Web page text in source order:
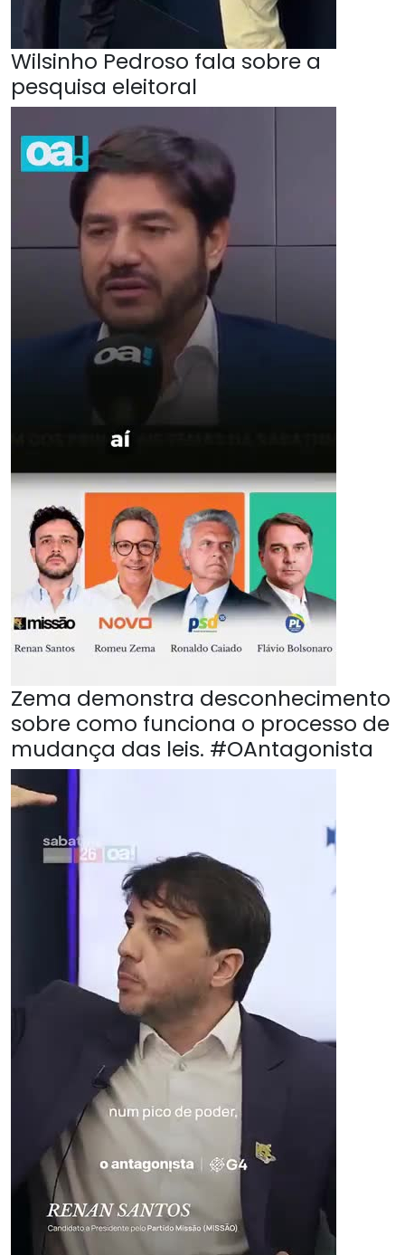
Wilsinho Pedroso fala sobre a
pesquisa eleitoral
Zema demonstra desconhecimento
sobre como funciona o processo de
mudança das leis. #OAntagonista